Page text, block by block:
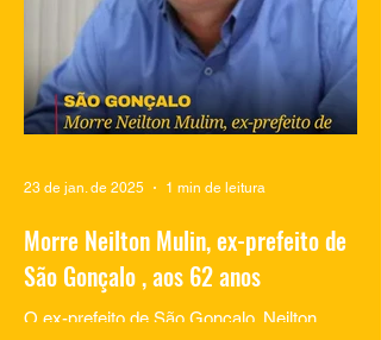
Morre Neilton Mulin, ex-prefeito de
São Gonçalo , aos 62 anos
O ex-prefeito de São Gonçalo, Neilton
23 de jan. de 2025 1 min de leitura